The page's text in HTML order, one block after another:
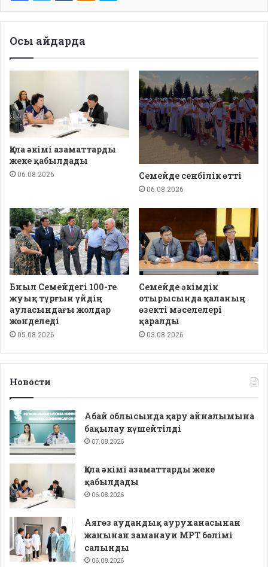
Осы айдарда
Қала әкімі азаматтарды
жеке қабылдады
06.08.2026 Семейде сенбілік өтті
06.08.2026
Биыл Семейдегі 100-ге
жуық тұрғын үйдің
ауласындағы жолдар
жөнделеді
05.08.2026
Семейде әкімдік
отырысында қаланың
өзекті мәселелері
қаралды
03.08.2026
Новости
Абай облысында қару айналымына
бақылау күшейтілді
07.08.2026
Қала әкімі азаматтарды жеке
қабылдады
06.08.2026
Аягөз аудандық ауруханасынан
жанынан заманауи МРТ бөлімі
салынды
06.08.2026